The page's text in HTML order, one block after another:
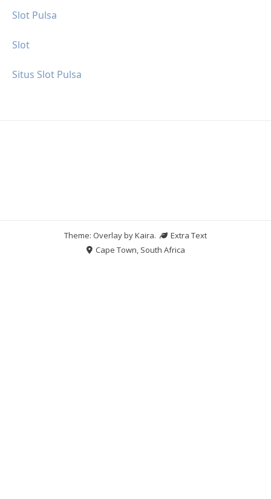
Slot Pulsa
Slot
Situs Slot Pulsa
Theme: Overlay byKaira.
Extra Text
Cape Town, South Africa